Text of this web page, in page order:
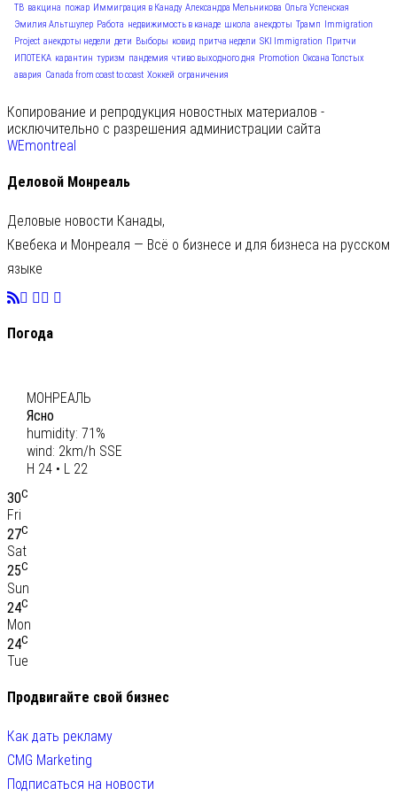
ТВ вакцина пожар Иммиграция в Канаду Александра Мельникова Ольга Успенская
Эмилия Альтшулер Работа недвижимость в канаде школа анекдоты Трамп
Immigration
Project анекдоты недели дети Выборы ковид притча недели SKI Immigration Притчи
ИПОТЕКА карантин туризм пандемия чтиво выходного дня Promotion Оксана Толстых
авария Canada from coast to coast Хоккей ограничения
Копирование и репродукция новостных материалов -
исключительно с разрешения администрации сайта
WEmontreal
Деловой Монреаль
Деловые новости Канады,
Квебека и Монреаля — Всё о бизнесе и для бизнеса на русском
языке
Погода
МОНРЕАЛЬ
Ясно
humidity: 71%
wind: 2km/h SSE
H 24 • L 22
30C
Fri
27C
Sat
25C
Sun
24C
Mon
24C
Tue
Продвигайте свой бизнес
Как дать рекламу
CMG Marketing
Подписаться на новости